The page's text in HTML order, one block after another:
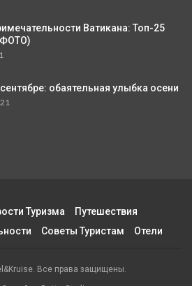
Ватикана: Топ-25
сентябре: обаятельная улыбка осени
Туризма
Путешествия
Советы Туристам Отели
Все права защищены.